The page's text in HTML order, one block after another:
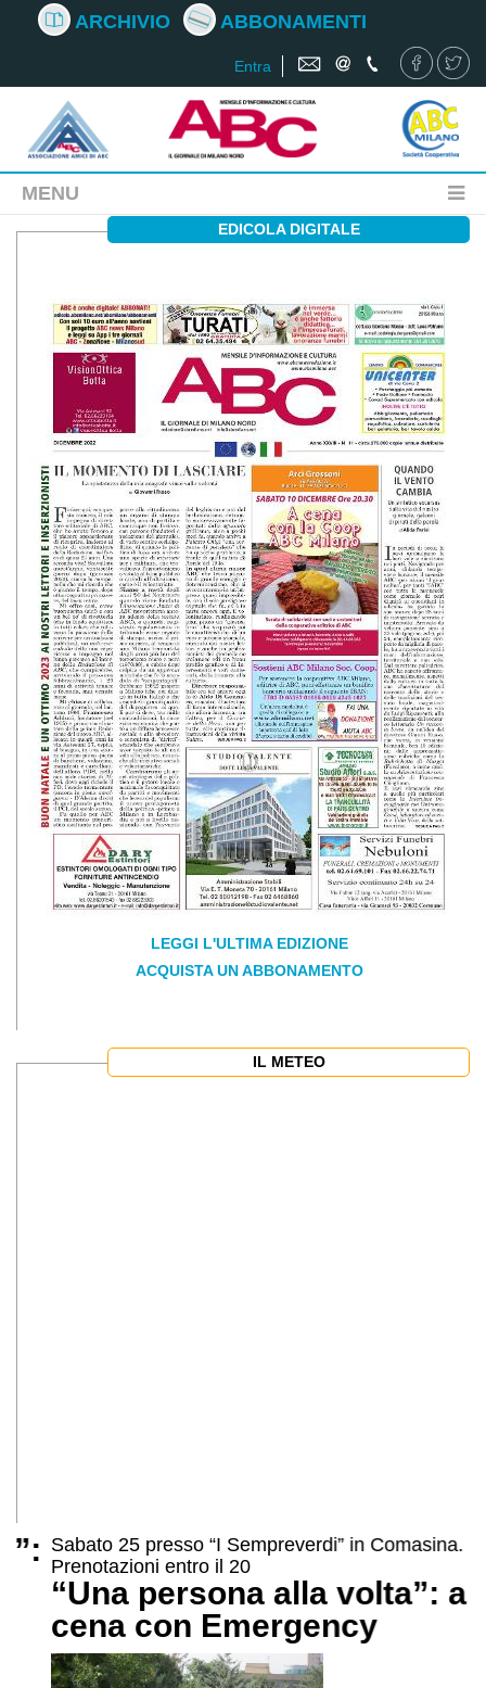
ARCHIVIO ABBONAMENTI
Entra
MENU
EDICOLA DIGITALE
LEGGI L'ULTIMA EDIZIONE
ACQUISTA UN ABBONAMENTO
IL METEO
Sabato 25 presso “I Sempreverdi” in Comasina.
Prenotazioni entro il 20
“Una persona alla volta”: a
cena con Emergency